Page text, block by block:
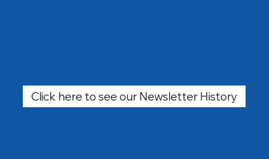
Click here to see our Newsletter History